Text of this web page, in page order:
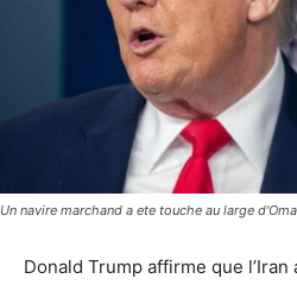
Un navire marchand a ete touche au large
Donald Trump affirme que